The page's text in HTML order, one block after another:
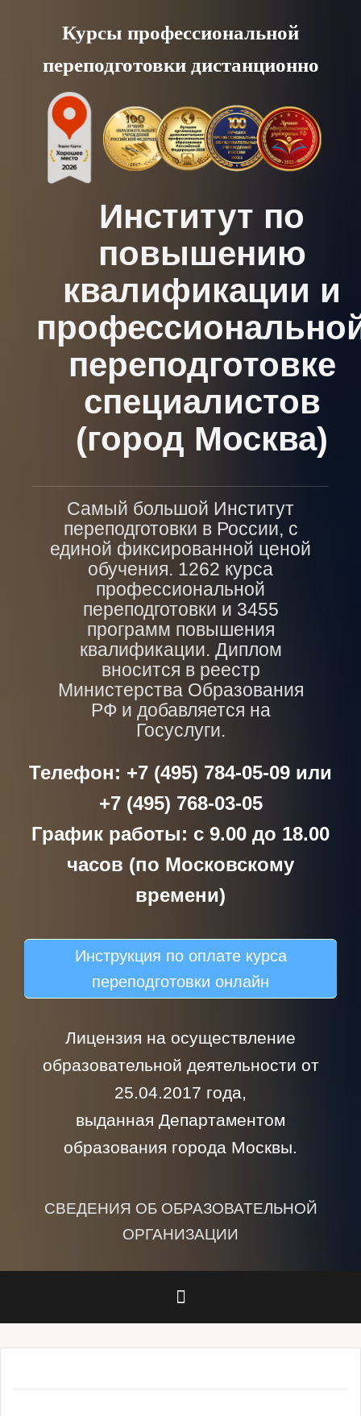
content
Курсы профессиональной
переподготовки дистанционно
Институт по
повышению
квалификации и
переподготовке
специалистов
(город Москва)
Самый большой Институт
переподготовки в России, с
единой фиксированной ценой
обучения. 1262 курса
профессиональной
переподготовки и 3455
программ повышения
квалификации. Диплом
вносится в реестр
Министерства Образования
РФ и добавляется на
Госуслуги.
Телефон: +7 (495) 784-05-09 или
+7 (495) 768-03-05
График работы: с 9.00 до 18.00
часов (по Московскому
времени)
Инструкция по оплате курса
переподготовки онлайн
Лицензия на осуществление
образовательной деятельности от
25.04.2017 года,
выданная Департаментом
образования города Москвы.
СВЕДЕНИЯ ОБ ОБРАЗОВАТЕЛЬНОЙ
ОРГАНИЗАЦИИ